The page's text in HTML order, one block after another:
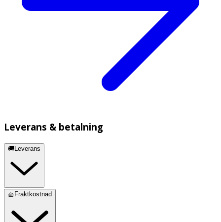
Leverans & betalning
🚚Leverans
🧺Fraktkostnad